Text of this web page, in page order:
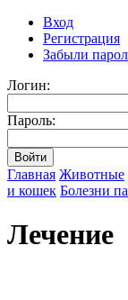
Вход
Регистрация
Забыли
Логин:
Пароль:
Главная Животные
и кошек Болезни
Лечение